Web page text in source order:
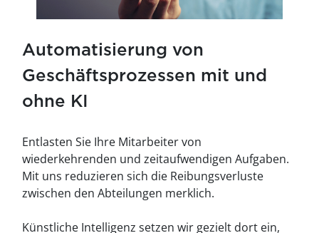
Automatisierung von
Geschäftsprozessen mit und
ohne KI
Entlasten Sie Ihre Mitarbeiter von
wiederkehrenden und zeitaufwendigen Aufgaben.
Mit uns reduzieren sich die Reibungsverluste
zwischen den Abteilungen merklich.
Künstliche Intelligenz setzen wir gezielt dort ein,